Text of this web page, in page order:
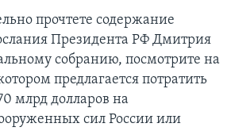
прочтете содержание
Президента РФ Дмитрия
собранию, посмотрите на
предлагается потратить
млрд долларов на
сил России или